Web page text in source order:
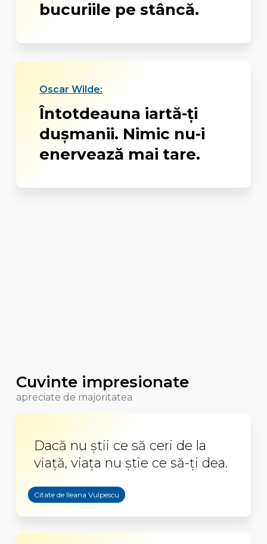
bucuriile pe stâncă.
Oscar Wilde:
Întotdeauna iartă-ți
dușmanii. Nimic nu-i
enervează mai tare.
Cuvinte impresionate
apreciate de majoritatea
Dacă nu ştii ce să ceri de la
viaţă, viaţa nu ştie ce să-ţi dea.
Citate de Ileana Vulpescu